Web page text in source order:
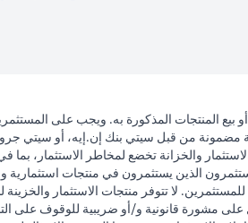
المنتجات المذكورة به. ويجب على
مضمونة من قبل سيتي بنك إن.إيه، أو سيتي
والخزانة تخضع لمخاطر الاستثمار، بما
الذين يستثمرون في منتجات
لا تتوفر منتجات الاستثمار
مشورة قانونية و/أو ضريبية للوقوف على